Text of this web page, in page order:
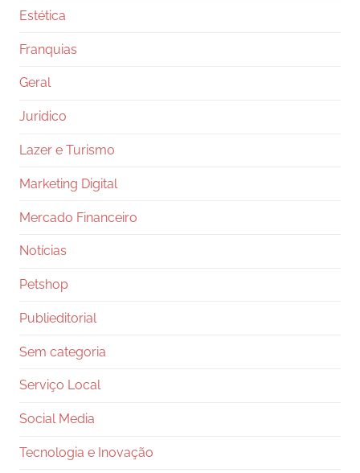
Estética
Franquias
Geral
Juridico
Lazer e Turismo
Marketing Digital
Mercado Financeiro
Notícias
Petshop
Publieditorial
Sem categoria
Serviço Local
Social Media
Tecnologia e Inovação